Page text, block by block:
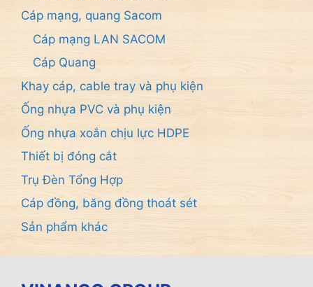
Cáp mạng, quang Sacom
Cáp mạng LAN SACOM
Cáp Quang
Khay cáp, cable tray và phụ kiện
Ống nhựa PVC và phụ kiện
Ống nhựa xoắn chịu lực HDPE
Thiết bị đóng cắt
Trụ Đèn Tổng Hợp
Cáp đồng, băng đồng thoát sét
Sản phẩm khác